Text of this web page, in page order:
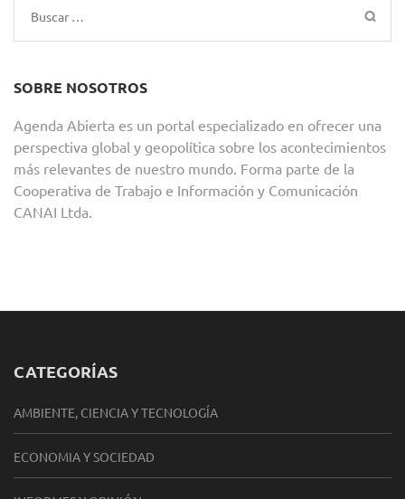
Buscar:
SOBRE NOSOTROS
Agenda Abierta es un portal especializado en ofrecer una
perspectiva global y geopolítica sobre los acontecimientos
más relevantes de nuestro mundo. Forma parte de la
Cooperativa de Trabajo e Información y Comunicación
CANAI Ltda.
CATEGORÍAS
AMBIENTE, CIENCIA Y TECNOLOGÍA
ECONOMIA Y SOCIEDAD